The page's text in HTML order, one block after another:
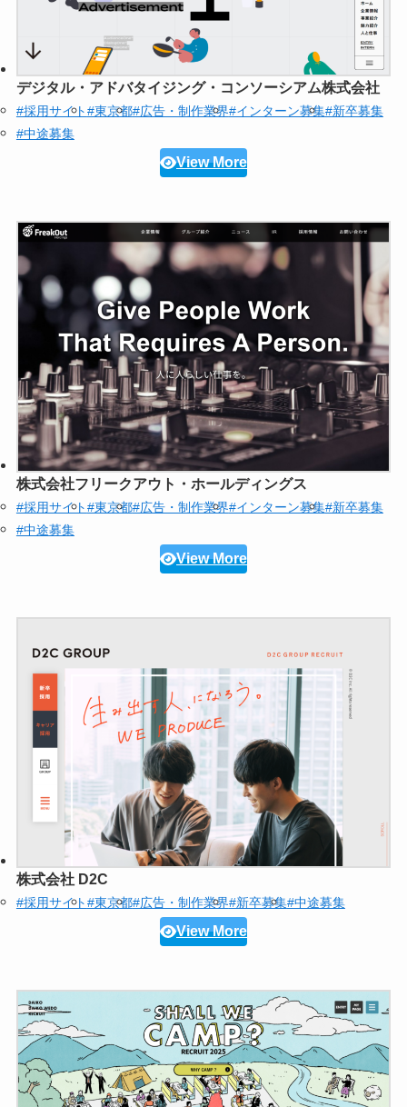
デジタル・アドバタイジング・コンソーシアム株式会社
#採用サイト#東京都#広告・制作業界#インターン募集#新卒募集
#中途募集
View More
株式会社フリークアウト・ホールディングス
#採用サイト#東京都#広告・制作業界#インターン募集#新卒募集
#中途募集
View More
株式会社 D2C
#採用サイト#東京都#広告・制作業界#新卒募集#中途募集
View More